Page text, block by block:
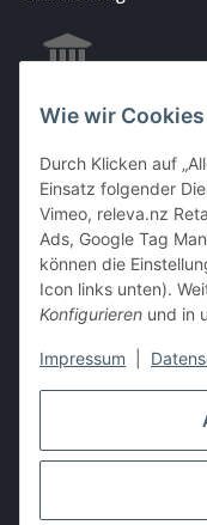
Wie wir
Durch Klicken auf
Einsatz folgender
Vimeo, releva.nz
Ads, Google Tag
können die
Icon links unten).
Konfigurieren und in
Impressum
EC &
Barzahlung bei
* Alle Preise inkl.